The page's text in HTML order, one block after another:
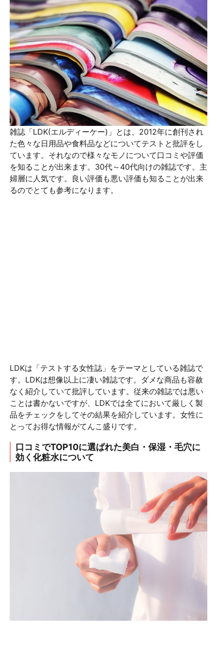
雑誌「LDK(エルディーケー)」とは、2012年に創刊され
た色々な日用品や食料品などについてテストと批評をし
ています。それなので様々なモノについて口コミや評価
を知ることが出来ます。30代～40代向けの雑誌です。主
婦層に人気です。良い評価も悪い評価も知ることが出来
るのでとても参考になります。
LDKは「テストする女性誌」をテーマとしている雑誌で
す。LDKは想像以上に凄い雑誌です。ダメな商品も容赦
なく紹介していて批評しています。従来の雑誌では悪い
ことは書かないですが、LDKでは全てにおいて厳しく製
品をチェックをしてその結果を紹介しています。女性に
とってお得な情報がてんこ盛りです。
口コミでTOP10に選ばれた美白・保湿・毛穴に
効く化粧水について